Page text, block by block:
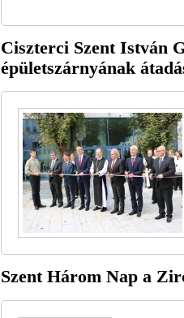
Ciszterci Szent István
épületszárnyának
Szent Három Nap a